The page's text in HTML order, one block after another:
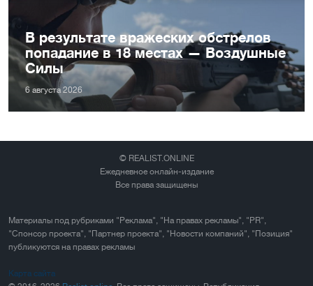
В результате вражеских обстрелов
попадание в 18 местах — Воздушные
Силы
6 августа 2026
© REALIST.ONLINE
Ежедневное онлайн-издание
Все права защищены
Материалы под рубриками "Реклама", "На правах рекламы", "PR",
"Спонсор проекта", "Партнер проекта", "Новости компаний", "Позиция"
публикуются на правах рекламы
Карта сайта